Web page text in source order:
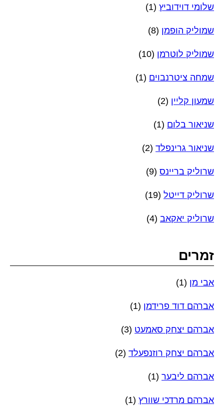
שלומי דוידוביץ (1)
שמוליק הופמן (8)
שמוליק לוטרמן (10)
שמחה ציטרנבוים (1)
שמעון קליין (2)
שניאור בלום (1)
שניאור גרינפלד (2)
שרוליק בריינס (9)
שרוליק דייטל (19)
שרוליק יאקאב (4)
זמרים
אבי מן (1)
אברהם דוד פרידמן (1)
אברהם יצחק סאמעט (3)
אברהם יצחק רוזנפעלד (2)
אברהם ליבער (1)
אברהם מרדכי שוורץ (1)